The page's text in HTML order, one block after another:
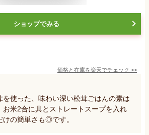
ショップでみる
価格と在庫を楽天でチェック >>
を使った、味わい深い松茸ごはんの素は
お米2合に具とストレートスープを入れ
けの簡単さも◎です。